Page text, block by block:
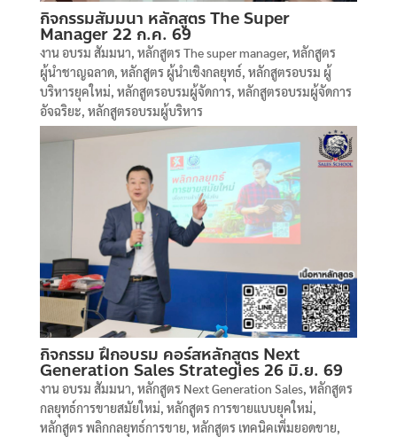
กิจกรรมสัมมนา หลักสูตร The Super
Manager 22 ก.ค. 69
งาน อบรม สัมมนา, หลักสูตร The super manager, หลักสูตร
ผู้นำชาญฉลาด, หลักสูตร ผู้นำเชิงกลยุทธ์, หลักสูตรอบรม ผู้
บริหารยุคใหม่, หลักสูตรอบรมผู้จัดการ, หลักสูตรอบรมผู้จัดการ
อัจฉริยะ, หลักสูตรอบรมผู้บริหาร
กิจกรรม ฝึกอบรม คอร์สหลักสูตร Next
Generation Sales Strategies 26 มิ.ย. 69
งาน อบรม สัมมนา, หลักสูตร Next Generation Sales, หลักสูตร
กลยุทธ์การขายสมัยใหม่, หลักสูตร การขายแบบยุคใหม่,
หลักสูตร พลิกกลยุทธ์การขาย, หลักสูตร เทคนิคเพิ่มยอดขาย,